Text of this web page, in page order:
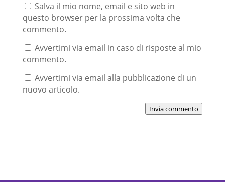
Salva il mio nome, email e sito web in
questo browser per la prossima volta che
commento.
Avvertimi via email in caso di risposte al mio
commento.
Avvertimi via email alla pubblicazione di un
nuovo articolo.
Invia commento